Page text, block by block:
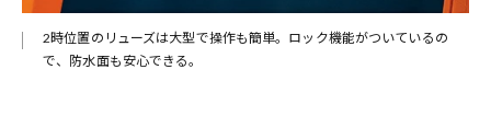
2時位置のリューズは大型で操作も簡単。ロック機能がついているの
で、防水面も安心できる。